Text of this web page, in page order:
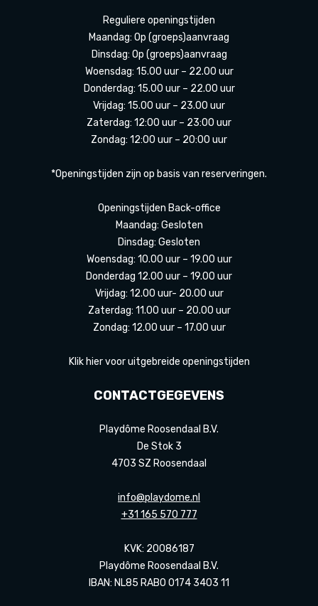
Reguliere openingstijden
Maandag: Op (groeps)aanvraag
Dinsdag: Op (groeps)aanvraag
Woensdag: 15.00 uur – 22.00 uur
Donderdag: 15.00 uur – 22.00 uur
Vrijdag: 15.00 uur – 23.00 uur
Zaterdag: 12:00 uur – 23:00 uur
Zondag: 12:00 uur – 20:00 uur
*Openingstijden zijn op basis van reserveringen.
Openingstijden Back-office
Maandag: Gesloten
Dinsdag: Gesloten
Woensdag: 10.00 uur – 19.00 uur
Donderdag 12.00 uur – 19.00 uur
Vrijdag: 12.00 uur- 20.00 uur
Zaterdag: 11.00 uur – 20.00 uur
Zondag: 12.00 uur – 17.00 uur
Klik hier voor uitgebreide openingstijden
CONTACTGEGEVENS
Playdôme Roosendaal B.V.
De Stok 3
4703 SZ Roosendaal
info@playdome.nl
+31 165 570 777
KVK: 20086187
Playdôme Roosendaal B.V.
IBAN: NL85 RABO 0174 3403 11